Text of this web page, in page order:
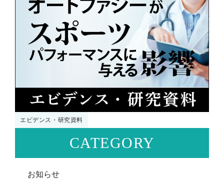
CATEGORY
お知らせ
エビデンス・研究資料